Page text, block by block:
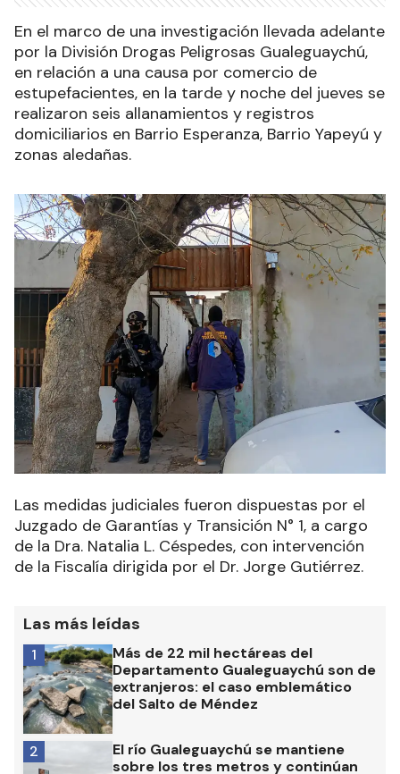
En el marco de una investigación llevada adelante
por la División Drogas Peligrosas Gualeguaychú,
en relación a una causa por comercio de
estupefacientes, en la tarde y noche del jueves se
realizaron seis allanamientos y registros
domiciliarios en Barrio Esperanza, Barrio Yapeyú y
zonas aledañas.
Las medidas judiciales fueron dispuestas por el
Juzgado de Garantías y Transición N° 1, a cargo
de la Dra. Natalia L. Céspedes, con intervención
de la Fiscalía dirigida por el Dr. Jorge Gutiérrez.
Las más leídas
Más de 22 mil hectáreas del
Departamento Gualeguaychú son de
extranjeros: el caso emblemático
del Salto de Méndez
1
El río Gualeguaychú se mantiene
sobre los tres metros y continúan
2